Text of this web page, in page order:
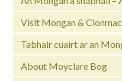
Visit Mongan &
Tabhair cuairt ar an
About Moyclare Bog